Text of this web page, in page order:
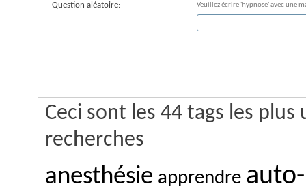
Question aléatoire: Veuillez écrire 'hypnose' avec une
Ceci sont les 44 tags les
recherches
anesthésie apprendre